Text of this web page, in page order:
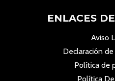
ENLACES
Aviso
Declaración
Política de
Política